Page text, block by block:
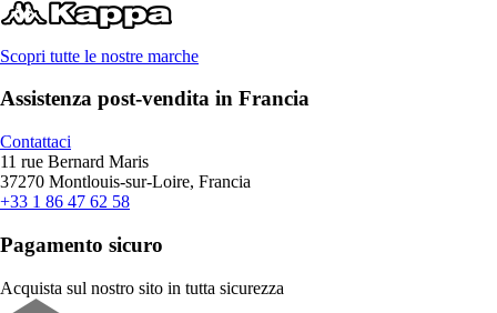
Scopri tutte le nostre marche
Assistenza post-vendita in Francia
Contattaci
11 rue Bernard Maris
37270 Montlouis-sur-Loire, Francia
+33 1 86 47 62 58
Pagamento sicuro
Acquista sul nostro sito in tutta sicurezza